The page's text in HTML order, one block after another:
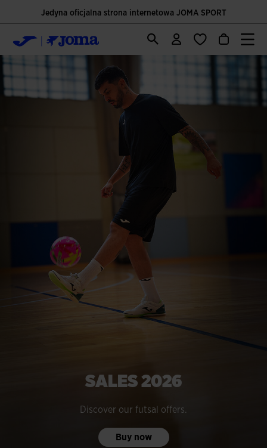
Jedyna oficjalna strona internetowa JOMA SPORT
SALES 2026
Discover our futsal offers.
Buy now